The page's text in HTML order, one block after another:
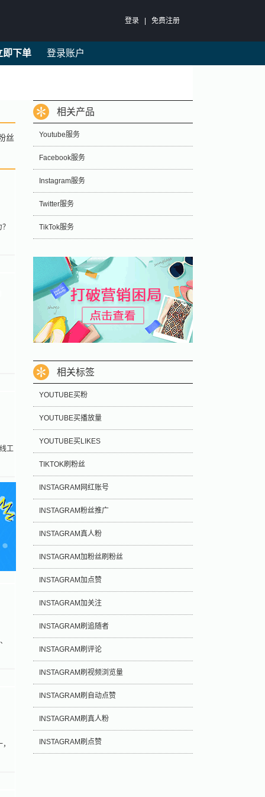
登录 免费注册
即下单 登录账户
丝
工
相关产品
Youtube服务
Facebook服务
Instagram服务
Twitter服务
TikTok服务
相关标签
YOUTUBE买粉
YOUTUBE买播放量
YOUTUBE买LIKES
TIKTOK刷粉丝
INSTAGRAM网红账号
INSTAGRAM粉丝推广
INSTAGRAM真人粉
INSTAGRAM加粉丝刷粉丝
INSTAGRAM加点赞
INSTAGRAM加关注
INSTAGRAM刷追随者
INSTAGRAM刷评论
INSTAGRAM刷视频浏览量
INSTAGRAM刷自动点赞
INSTAGRAM刷真人粉
INSTAGRAM刷点赞